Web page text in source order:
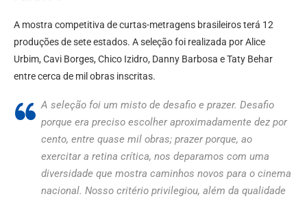
A mostra competitiva de curtas-metragens brasileiros terá 12
produções de sete estados. A seleção foi realizada por Alice
Urbim, Cavi Borges, Chico Izidro, Danny Barbosa e Taty Behar
entre cerca de mil obras inscritas.
A seleção foi um misto de desafio e prazer. Desafio
porque era preciso escolher aproximadamente dez por
cento, entre quase mil obras; prazer porque, ao
exercitar a retina crítica, nos deparamos com uma
diversidade que mostra caminhos novos para o cinema
nacional. Nosso critério privilegiou, além da qualidade